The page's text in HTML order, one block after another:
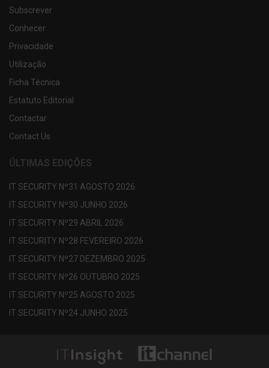
Subscrever
Conhecer
Privacidade
Utilização
Ficha Técnica
Estatuto Editorial
Contactar
Contact Us
ÚLTIMAS EDIÇÕES
IT SECURITY Nº31 AGOSTO 2026
IT SECURITY Nº30 JUNHO 2026
IT SECURITY Nº29 ABRIL 2026
IT SECURITY Nº28 FEVEREIRO 2026
IT SECURITY Nº27 DEZEMBRO 2025
IT SECURITY Nº26 OUTUBRO 2025
IT SECURITY Nº25 AGOSTO 2025
IT SECURITY Nº24 JUNHO 2025